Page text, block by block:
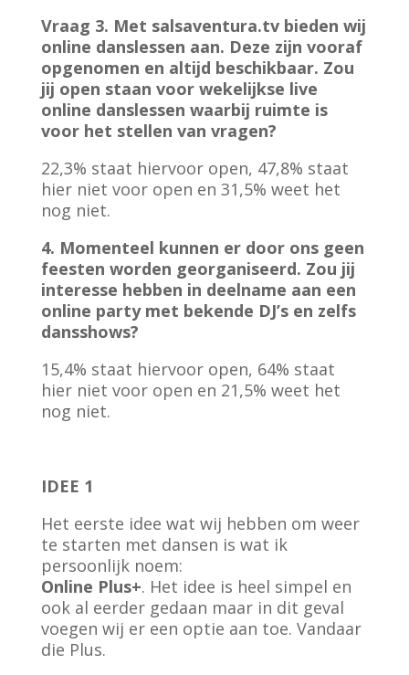
Vraag 3. Met salsaventura.tv bieden wij
online danslessen aan. Deze zijn vooraf
opgenomen en altijd beschikbaar. Zou
jij open staan voor wekelijkse live
online danslessen waarbij ruimte is
voor het stellen van vragen?
22,3% staat hiervoor open, 47,8% staat
hier niet voor open en 31,5% weet het
nog niet.
4. Momenteel kunnen er door ons geen
feesten worden georganiseerd. Zou jij
interesse hebben in deelname aan een
online party met bekende DJ’s en zelfs
dansshows?
15,4% staat hiervoor open, 64% staat
hier niet voor open en 21,5% weet het
nog niet.
IDEE 1
Het eerste idee wat wij hebben om weer
te starten met dansen is wat ik
persoonlijk noem:
Online Plus+. Het idee is heel simpel en
ook al eerder gedaan maar in dit geval
voegen wij er een optie aan toe. Vandaar
die Plus.